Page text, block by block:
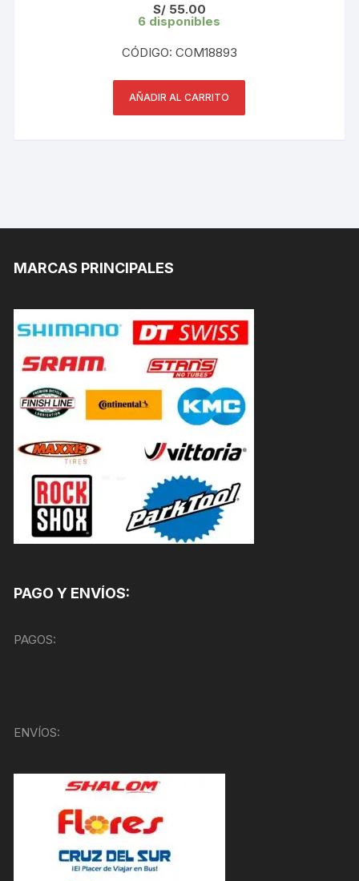
S/55.00
6 disponibles
CÓDIGO: COM18893
AÑADIR AL CARRITO
MARCAS PRINCIPALES
PAGO Y ENVÍOS:
PAGOS:
ENVÍOS: